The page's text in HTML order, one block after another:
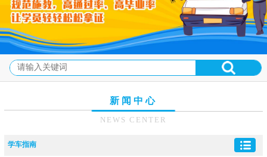
新闻中心
NEWS CENTER
学车指南